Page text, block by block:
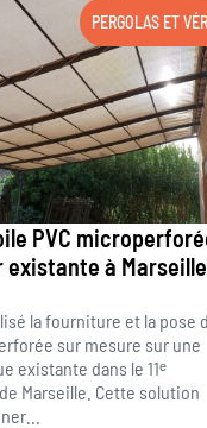
PERGOLAS ET
PVC
existante à Marseille
la fourniture et la pose
sur mesure sur une
existante dans le 11ᵉ
Marseille. Cette solution